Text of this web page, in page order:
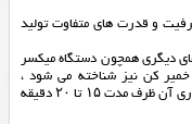
و قدرت های متفاوت تولید
دیگری همچون دستگاه میکسر
کن نیز شناخته می شود ،
توانايي ميکس مخلوط پياز و ادويه به گوشت و ورز آوری آن ظرف مدت ۱۵ تا ۲۰ دقيقه